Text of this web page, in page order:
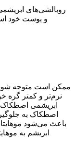
روبالشی‌های
و پوست خود
ممکن است متوجه
نرم‌تر و کمتر گره
ابریشمی
اصطکاک به
باعث می‌شود
ابریشم به